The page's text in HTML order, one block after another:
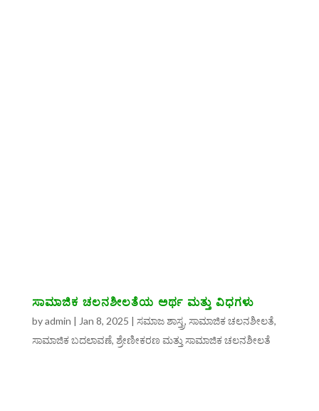
ಸಾಮಾಜಿಕ ಚಲನಶೀಲತೆಯ ಅರ್ಥ ಮತ್ತು ವಿಧಗಳು
byadmin | Jan 8, 2025 | ಸಮಾಜ ಶಾಸ್ತ್ರ, ಸಾಮಾಜಿಕ ಚಲನಶೀಲತೆ,
ಸಾಮಾಜಿಕ ಬದಲಾವಣೆ, ಶ್ರೇಣೀಕರಣ ಮತ್ತು ಸಾಮಾಜಿಕ ಚಲನಶೀಲತೆ